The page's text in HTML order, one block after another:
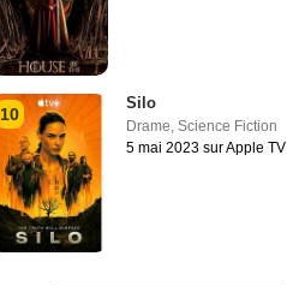
10
Silo
Drame, Science Fiction
5 mai 2023 sur Apple TV